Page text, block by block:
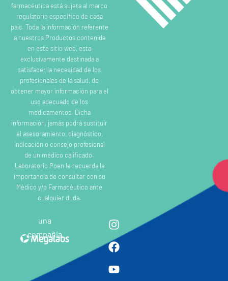
farmacéutica está sujeta al marco
regulatorio específico de cada
país. Toda la información referente
a nuestros Productos contenida
en este sitio web, esta
exclusivamente destinada a
satisfacer la necesidad de los
profesionales de la salud, de
obtener mayor información para el
uso adecuado de los
medicamentos. Dicha
información, jamás podrá sustituir
el asesoramiento, diagnóstico,
indicación o consejo profesional
de un médico calificado.
Laboratorio Poen le recuerda la
importancia de consultar con su
Médico y/o Farmacéutico ante
cualquier duda.
una
compañia